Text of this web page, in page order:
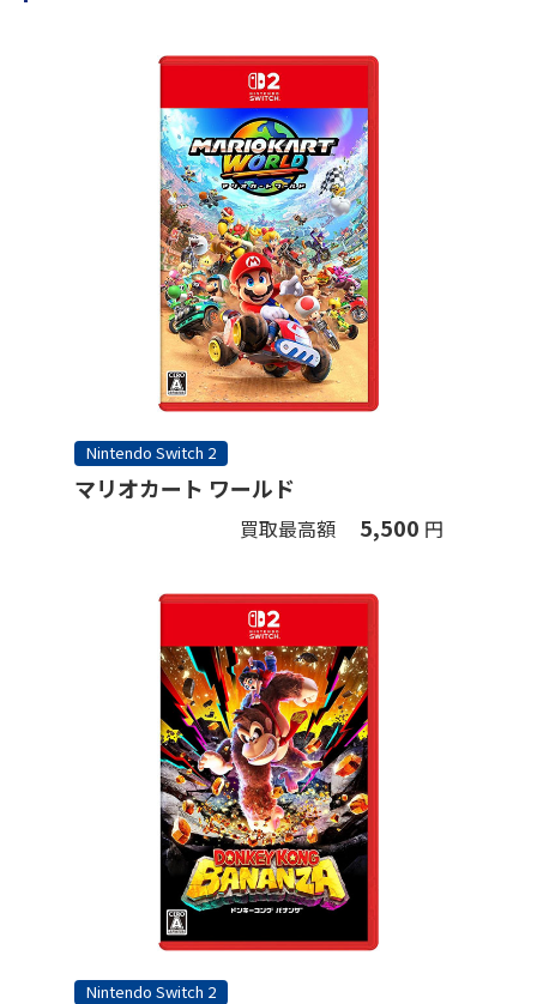
Nintendo Switch 2
マリオカート ワールド
買取最高額 5,500 円
Nintendo Switch 2